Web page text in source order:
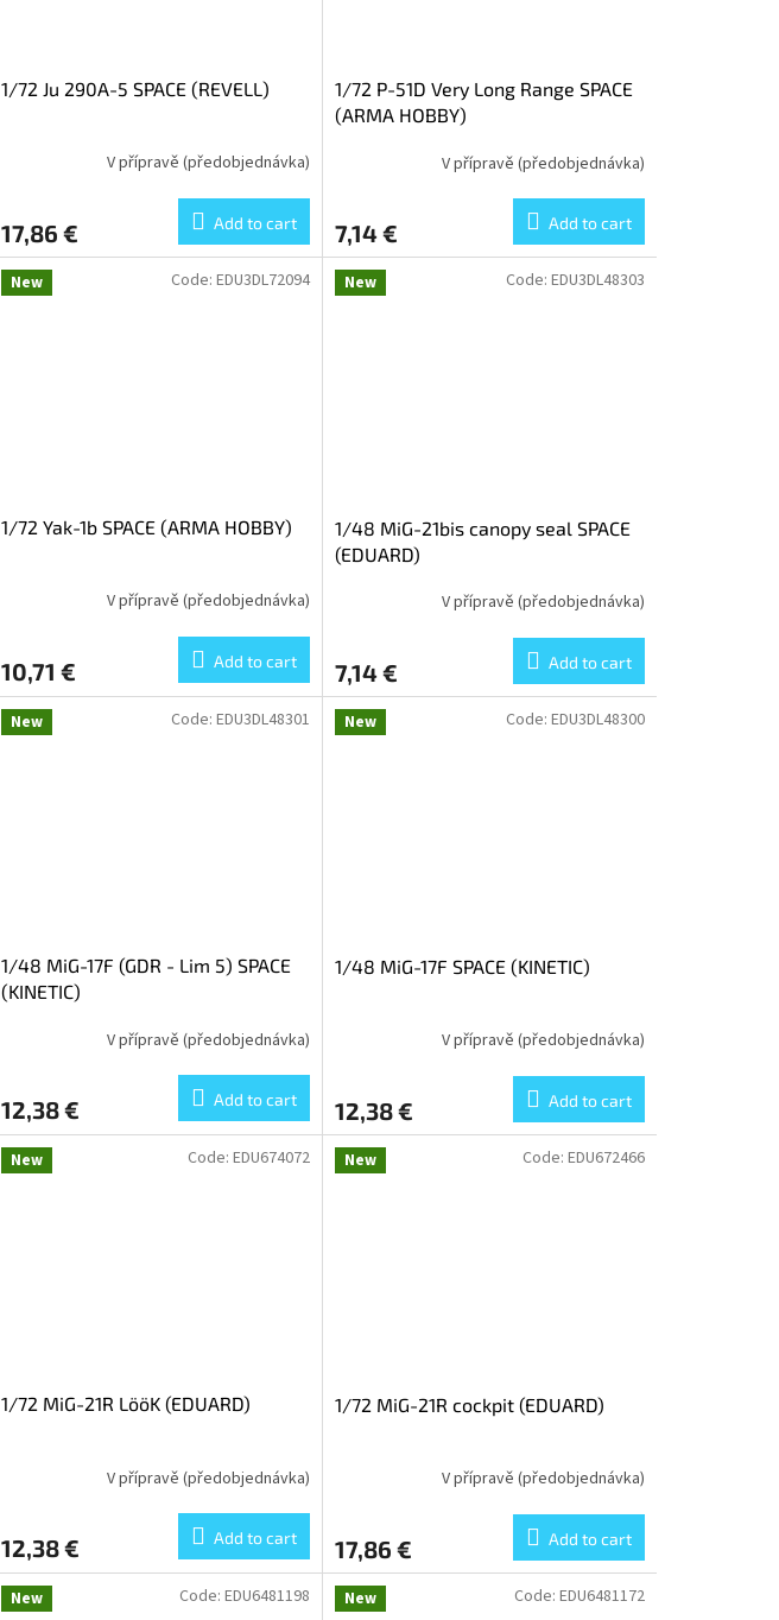
1/72 Ju 290A-5 SPACE (REVELL)
V přípravě (předobjednávka)
17,86 € Add to cart
1/72 P-51D Very Long Range SPACE
(ARMA HOBBY)
V přípravě (předobjednávka)
7,14 € Add to cart
New
1/72 Yak-1b SPACE (ARMA HOBBY)
V přípravě (předobjednávka)
10,71 € Add to cart
Code: EDU3DL72094 New
1/48 MiG-21bis canopy seal SPACE
(EDUARD)
V přípravě (předobjednávka)
7,14 € Add to cart
Code: EDU3DL48303
New
1/48 MiG-17F (GDR - Lim 5) SPACE
(KINETIC)
V přípravě (předobjednávka)
12,38 € Add to cart
Code: EDU3DL48301 New
1/48 MiG-17F SPACE (KINETIC)
V přípravě (předobjednávka)
12,38 € Add to cart
Code: EDU3DL48300
New
1/72 MiG-21R LööK (EDUARD)
V přípravě (předobjednávka)
12,38 € Add to cart
Code: EDU674072 New
1/72 MiG-21R cockpit (EDUARD)
V přípravě (předobjednávka)
17,86 € Add to cart
Code: EDU672466
New Code: EDU6481198 New Code: EDU6481172